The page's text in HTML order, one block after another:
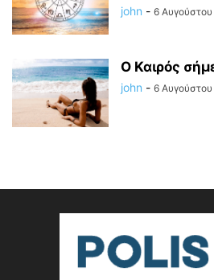
john - 6
Ο Καιρός
john - 6